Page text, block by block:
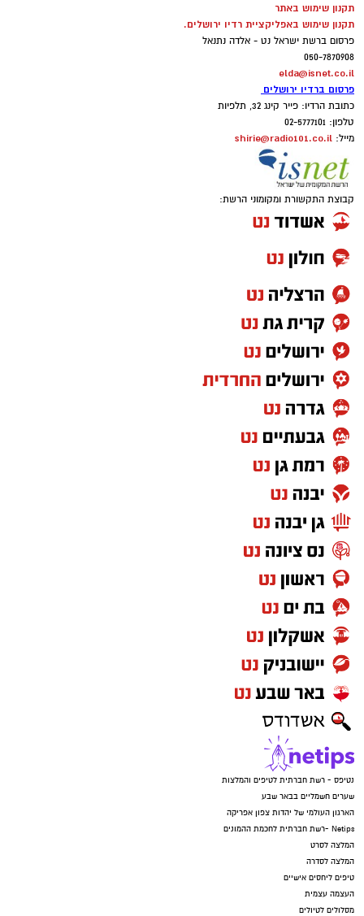
תקנון שימוש באתר
תקנון שימוש באפליקציית רדיו ירושלים.
פרסום ברשת ישראל נט - אלדה נתנאל
050-7870908
elda@isnet.co.il
פרסום ברדיו ירושלים
כתובת הרדיו: פייר קינג 32, תלפיות
טלפון: 02-5777101
מייל: shirie@radio101.co.il
קבוצת התקשורת ומקומוני הרשת:
נטיפס - רשת חברתית לטיפים והמלצות
שערים חשמליים בבאר שבע
הארגון העולמי של יהדות צפון אפריקה
Netips -רשת חברתית לחכמת ההמונים
המלצה לסרט
המלצה לסדרה
טיפים ליחסים אישיים
העצמה עצמית
מסלולים לטיולים